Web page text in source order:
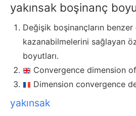
yakınsak boşinanç
Değişik boşinançların benzer
kazanabilmelerini sağlayan
boyutları.
Convergence dimension
Dimension convergence
yakınsak